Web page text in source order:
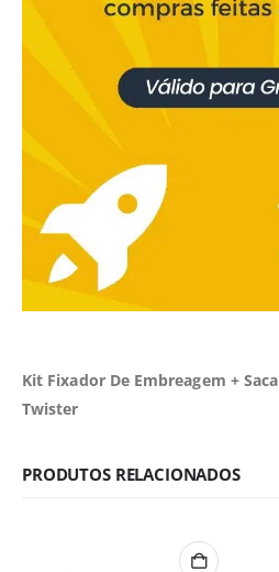
Kit Fixador De Embreagem +
Twister
PRODUTOS RELACIONADOS